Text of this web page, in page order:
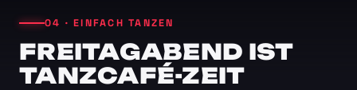
04 · EINFACH TANZEN
FREITAGABEND IST
TANZCAFÉ-ZEIT